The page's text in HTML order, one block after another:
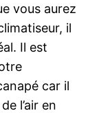
vous aurez
il
Il est
car il
l’air en